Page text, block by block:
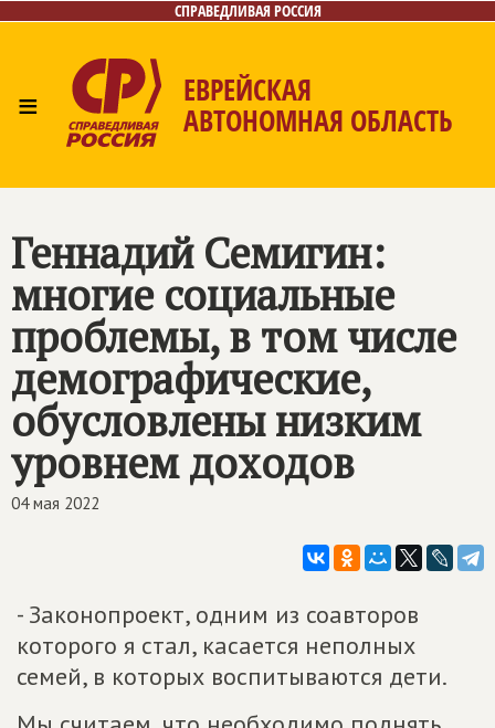
СПРАВЕДЛИВАЯ РОССИЯ
≡ ЕВРЕЙСКАЯ
АВТОНОМНАЯ ОБЛАСТЬ
Контакты
Геннадий Семигин:
многие социальные
проблемы, в том числе
демографические,
обусловлены низким
уровнем доходов
04 мая 2022
- Законопроект, одним из соавторов
которого я стал, касается неполных
семей, в которых воспитываются дети.